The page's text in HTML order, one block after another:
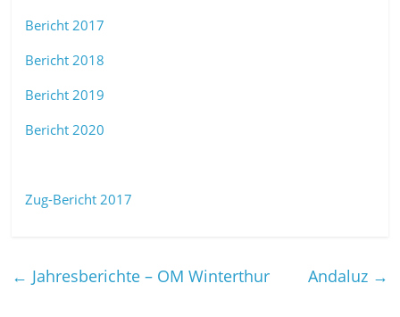
Bericht 2017
Bericht 2018
Bericht 2019
Bericht 2020
Zug-Bericht 2017
← Jahresberichte – OM Winterthur Andaluz →